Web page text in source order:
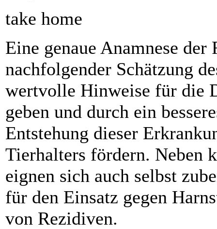
take home
Eine genaue Anamnese
nachfolgender Schätzung
wertvolle Hinweise für die
geben und durch ein
Entstehung dieser
Tierhalters fördern. Neben
eignen sich auch selbst
für den Einsatz gegen
von Rezidiven.